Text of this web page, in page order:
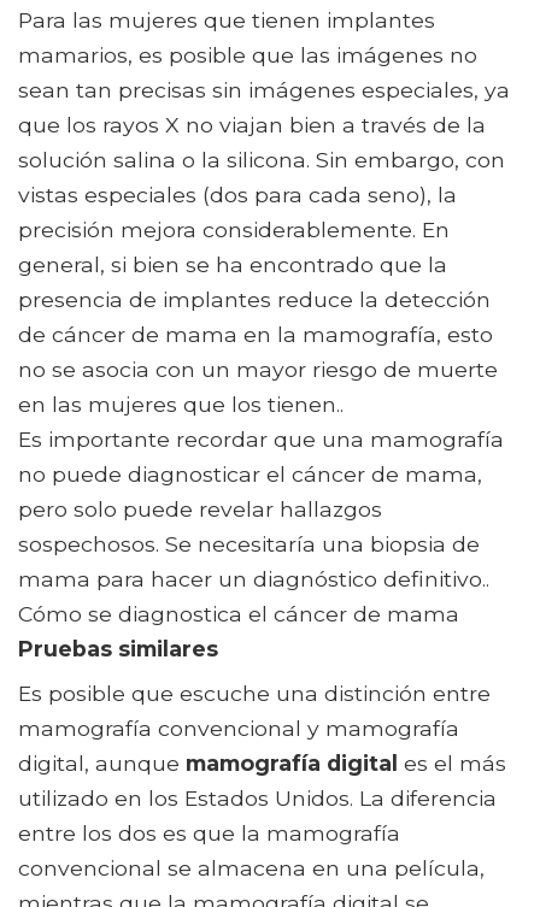
Para las mujeres que tienen implantes
mamarios, es posible que las imágenes no
sean tan precisas sin imágenes especiales, ya
que los rayos X no viajan bien a través de la
solución salina o la silicona. Sin embargo, con
vistas especiales (dos para cada seno), la
precisión mejora considerablemente. En
general, si bien se ha encontrado que la
presencia de implantes reduce la detección
de cáncer de mama en la mamografía, esto
no se asocia con un mayor riesgo de muerte
en las mujeres que los tienen..
Es importante recordar que una mamografía
no puede diagnosticar el cáncer de mama,
pero solo puede revelar hallazgos
sospechosos. Se necesitaría una biopsia de
mama para hacer un diagnóstico definitivo..
Cómo se diagnostica el cáncer de mama
Pruebas similares
Es posible que escuche una distinción entre
mamografía convencional y mamografía
digital, aunque mamografía digital es el más
utilizado en los Estados Unidos. La diferencia
entre los dos es que la mamografía
convencional se almacena en una película,